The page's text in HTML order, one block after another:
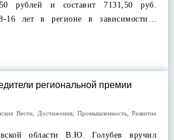
рублей и составит 7131,50 руб.
16 лет в регионе в зависимости…
региональной премии
Вести Достижения Промышленность
Развитие
области В.Ю. Голубев вручил